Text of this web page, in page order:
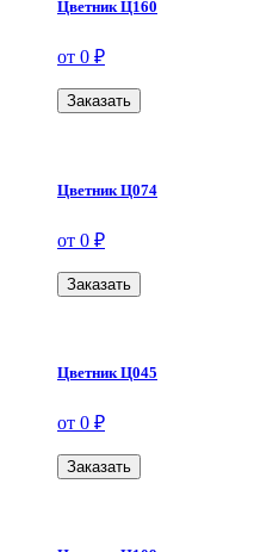
Цветник Ц160
от 0 ₽
Заказать
Цветник Ц074
от 0 ₽
Заказать
Цветник Ц045
от 0 ₽
Заказать